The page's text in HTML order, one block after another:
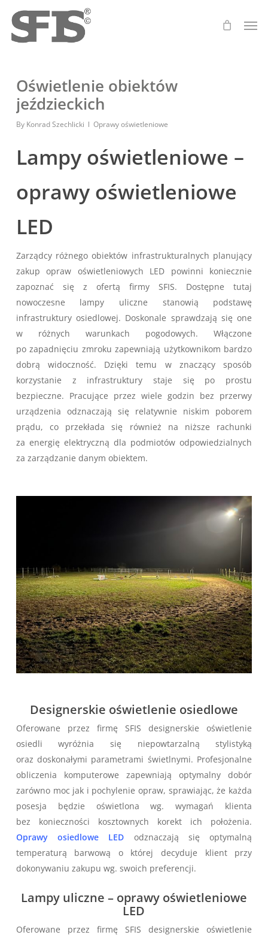
main
Oświetlenie obiektów
jeździeckich
By Konrad Szechlicki Oprawy oświetleniowe
Lampy oświetleniowe –
oprawy oświetleniowe
LED
Zarządcy różnego obiektów infrastrukturalnych planujący
zakup opraw oświetleniowych LED powinni koniecznie
zapoznać się z ofertą firmy SFIS. Dostępne tutaj
nowoczesne lampy uliczne stanowią podstawę
infrastruktury osiedlowej. Doskonale sprawdzają się one
w różnych warunkach pogodowych. Włączone
po zapadnięciu zmroku zapewniają użytkownikom bardzo
dobrą widoczność. Dzięki temu w znaczący sposób
korzystanie z infrastruktury staje się po prostu
bezpieczne. Pracujące przez wiele godzin bez przerwy
urządzenia odznaczają się relatywnie niskim poborem
prądu, co przekłada się również na niższe rachunki
za energię elektryczną dla podmiotów odpowiedzialnych
za zarządzanie danym obiektem.
Designerskie oświetlenie osiedlowe
Oferowane przez firmę SFIS designerskie oświetlenie
osiedli wyróżnia się niepowtarzalną stylistyką
oraz doskonałymi parametrami świetlnymi. Profesjonalne
obliczenia komputerowe zapewniają optymalny dobór
zarówno moc jak i pochylenie opraw, sprawiając, że każda
posesja będzie oświetlona wg. wymagań klienta
bez konieczności kosztownych korekt ich położenia.
Oprawy osiedlowe LED odznaczają się optymalną
temperaturą barwową o której decyduje klient przy
dokonywaniu zakupu wg. swoich preferencji.
Lampy uliczne – oprawy oświetleniowe
LED
Oferowane przez firmę SFIS designerskie oświetlenie